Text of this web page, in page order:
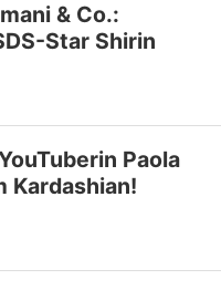
& Co.:
Star Shirin
Paola
Kardashian!